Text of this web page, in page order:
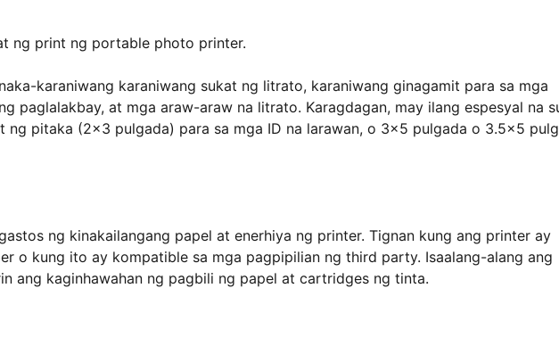
ng print ng portable photo printer.
karaniwang karaniwang sukat ng litrato, karaniwang ginagamit para sa mga
paglalakbay, at mga araw-araw na litrato. Karagdagan, may ilang espesyal na
ng pitaka (2x3 pulgada) para sa mga ID na larawan, o 3x5 pulgada o 3.5x5
ng kinakailangang papel at enerhiya ng printer. Tignan kung ang printer ay
o kung ito ay kompatible sa mga pagpipilian ng third party. Isaalang-alang ang
ang kaginhawahan ng pagbili ng papel at cartridges ng tinta.